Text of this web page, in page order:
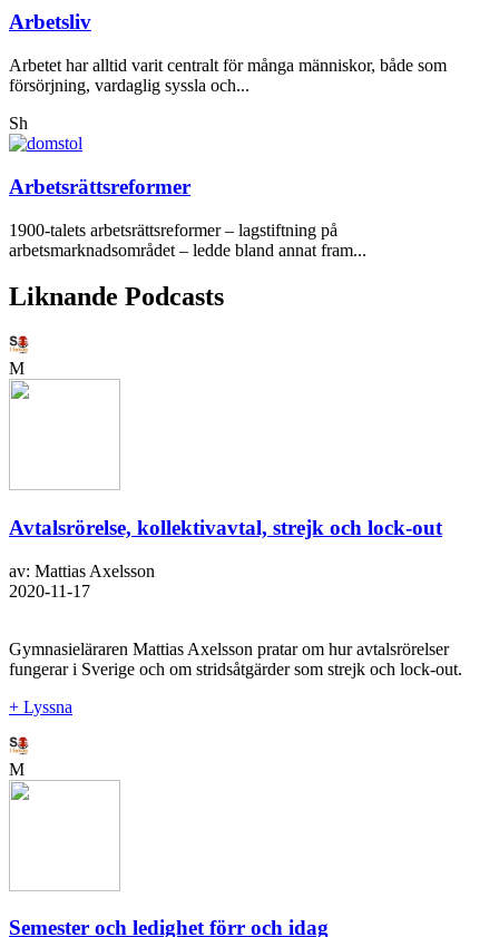
Arbetsliv
Arbetet har alltid varit centralt för många människor, både som
försörjning, vardaglig syssla och...
Sh
Arbetsrättsreformer
1900-talets arbetsrättsreformer – lagstiftning på
arbetsmarknadsområdet – ledde bland annat fram...
Liknande Podcasts
M
Avtalsrörelse, kollektivavtal, strejk och lock-out
av: Mattias Axelsson
2020-11-17
Gymnasieläraren Mattias Axelsson pratar om hur avtalsrörelser
fungerar i Sverige och om stridsåtgärder som strejk och lock-out.
+ Lyssna
M
Semester och ledighet förr och idag